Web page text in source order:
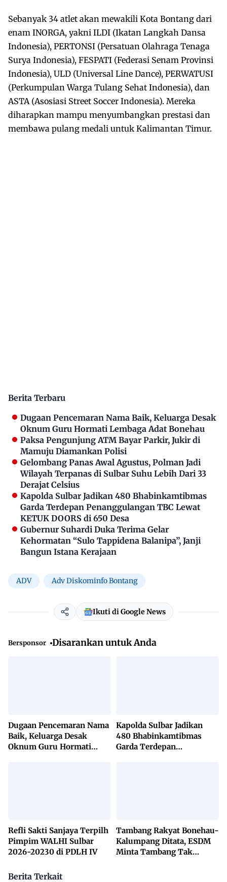
Sebanyak 34 atlet akan mewakili Kota Bontang dari
enam INORGA, yakni ILDI (Ikatan Langkah Dansa
Indonesia), PERTONSI (Persatuan Olahraga Tenaga
Surya Indonesia), FESPATI (Federasi Senam Provinsi
Indonesia), ULD (Universal Line Dance), PERWATUSI
(Perkumpulan Warga Tulang Sehat Indonesia), dan
ASTA (Asosiasi Street Soccer Indonesia). Mereka
diharapkan mampu menyumbangkan prestasi dan
membawa pulang medali untuk Kalimantan Timur.
Berita Terbaru
Dugaan Pencemaran Nama Baik, Keluarga Desak
Oknum Guru Hormati Lembaga Adat Bonehau
Paksa Pengunjung ATM Bayar Parkir, Jukir di
Mamuju Diamankan Polisi
Gelombang Panas Awal Agustus, Polman Jadi
Wilayah Terpanas di Sulbar Suhu Lebih Dari 33
Derajat Celsius
Kapolda Sulbar Jadikan 480 Bhabinkamtibmas
Garda Terdepan Penanggulangan TBC Lewat
KETUK DOORS di 650 Desa
Gubernur Suhardi Duka Terima Gelar
Kehormatan “Sulo Tappidena Balanipa”, Janji
Bangun Istana Kerajaan
ADV Adv Diskominfo Bontang
Ikuti di Google News
Bersponsor Disarankan untuk Anda
Dugaan Pencemaran Nama
Baik, Keluarga Desak
Oknum Guru Hormati
Kapolda Sulbar Jadikan
480 Bhabinkamtibmas
Garda Terdepan
Refli Sakti Sanjaya Terpilh
Pimpim WALHI Sulbar
2026-20230 di PDLH IV
Tambang Rakyat Bonehau-
Kalumpang Ditata, ESDM
Minta Tambang Tak
Berita Terkait